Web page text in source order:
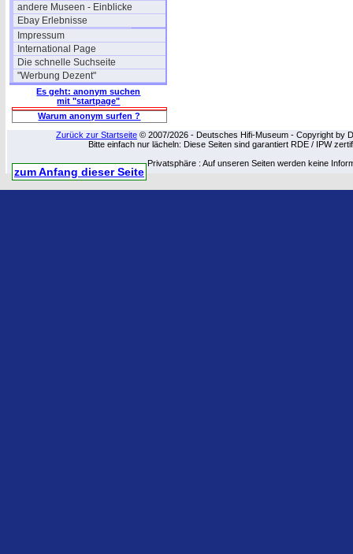
andere Museen - Einblicke
Ebay Erlebnisse
Impressum
International Page
Die schnelle Suchseite
"Werbung Dezent"
Es geht: anonym suchen
mit "startpage"
Warum anonym surfen ?
Zurück zur Startseite © 2007/2026 - Deutsches Hifi-Museum - Copyright by
Bitte einfach nur lächeln: Diese Seiten sind garantiert RDE / IPW
Privatsphäre : Auf unseren Seiten werden keine
zum Anfang dieser Seite